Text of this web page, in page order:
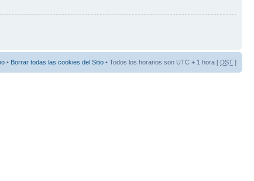
• Borrar todas las cookies del Sitio • Todos los horarios son UTC + 1 hora [ DST ]